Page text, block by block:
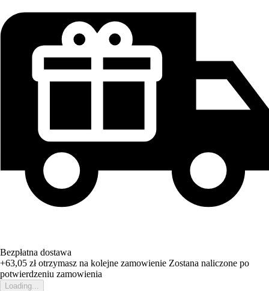
Bezpłatna dostawa
+63,05 złotrzymasz na kolejne zamowienie Zostana naliczone po
potwierdzeniu zamowienia
Loading...